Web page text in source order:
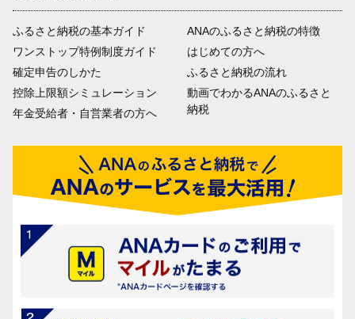
ふるさと納税の基本ガイド
ワンストップ特例制度ガイド
確定申告のしかた
控除上限額シミュレーション
年金受給者・自営業者の方へ
ANAのふるさと納税の特徴
はじめての方へ
ふるさと納税の流れ
動画でわかるANAのふるさと
納税